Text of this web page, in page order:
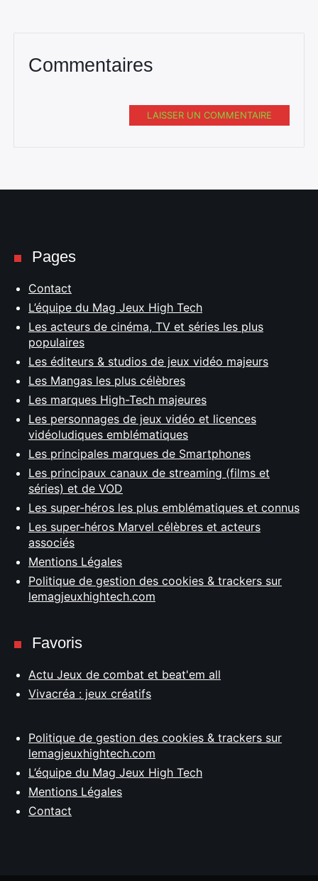
Commentaires
LAISSER UN COMMENTAIRE
Pages
Contact
L’équipe du Mag Jeux High Tech
Les acteurs de cinéma, TV et séries les plus
populaires
Les éditeurs & studios de jeux vidéo majeurs
Les Mangas les plus célèbres
Les marques High-Tech majeures
Les personnages de jeux vidéo et licences
vidéoludiques emblématiques
Les principales marques de Smartphones
Les principaux canaux de streaming (films et
séries) et de VOD
Les super-héros les plus emblématiques et connus
Les super-héros Marvel célèbres et acteurs
associés
Mentions Légales
Politique de gestion des cookies & trackers sur
lemagjeuxhightech.com
Favoris
Actu Jeux de combat et beat'em all
Vivacréa : jeux créatifs
Politique de gestion des cookies & trackers sur
lemagjeuxhightech.com
L’équipe du Mag Jeux High Tech
Mentions Légales
Contact